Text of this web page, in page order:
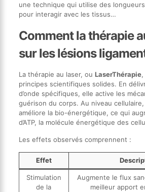
une technique qui utilise des
pour interagir avec les tissus…
Comment la thérapie
sur les lésions
La thérapie au laser, ou LaserThérapie,
principes scientifiques solides. En
d’onde spécifiques, elle active les
guérison du corps. Au niveau
améliore la bio-énergétique, ce qui
d’ATP, la molécule énergétique des
Les effets observés comprennent :
Effet
Stimulation
de la
Augmente le flux
meilleur apport